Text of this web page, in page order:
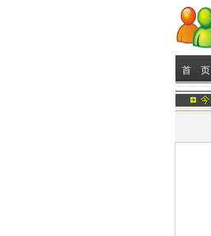
首 页